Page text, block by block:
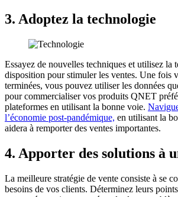
3. Adoptez la technologie
Essayez de nouvelles techniques et utilisez la
disposition pour stimuler les ventes. Une fois
terminées, vous pouvez utiliser les données
pour commercialiser vos produits QNET
plateformes en utilisant la bonne voie.
l’économie post-pandémique, en utilisant la
aidera à remporter des ventes importantes.
4. Apporter des solutions à
La meilleure stratégie de vente consiste à se
besoins de vos clients. Déterminez leurs